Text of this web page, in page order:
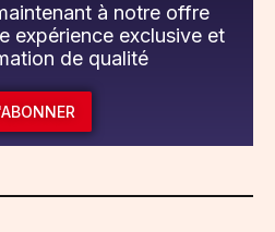
à notre offre
expérience exclusive et
de qualité